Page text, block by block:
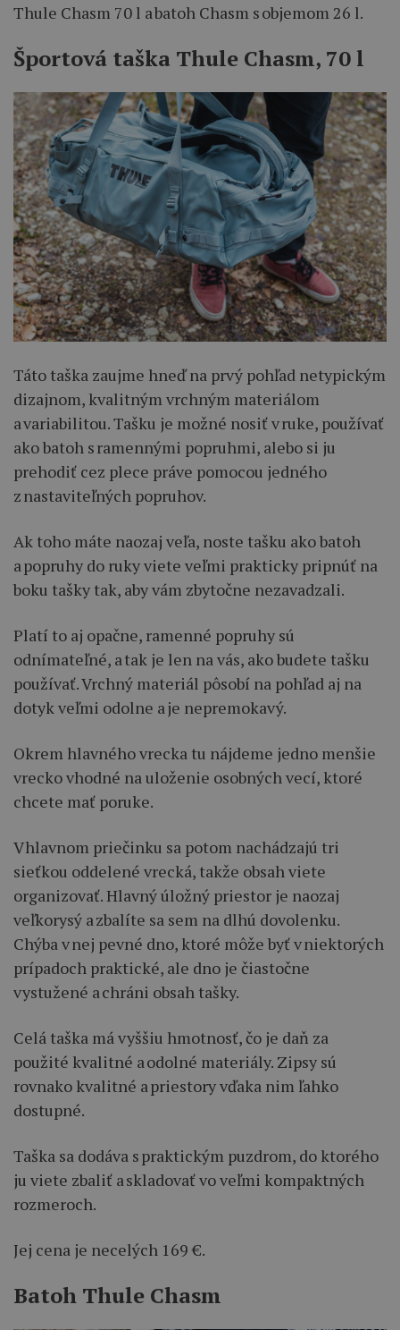
Thule Chasm 70 l a batoh Chasm s objemom 26 l.
Športová taška Thule Chasm, 70 l
Táto taška zaujme hneď na prvý pohľad netypickým
dizajnom, kvalitným vrchným materiálom
a variabilitou. Tašku je možné nosiť v ruke, používať
ako batoh s ramennými popruhmi, alebo si ju
prehodiť cez plece práve pomocou jedného
z nastaviteľných popruhov.
Ak toho máte naozaj veľa, noste tašku ako batoh
a popruhy do ruky viete veľmi prakticky pripnúť na
boku tašky tak, aby vám zbytočne nezavadzali.
Platí to aj opačne, ramenné popruhy sú
odnímateľné, a tak je len na vás, ako budete tašku
používať. Vrchný materiál pôsobí na pohľad aj na
dotyk veľmi odolne a je nepremokavý.
Okrem hlavného vrecka tu nájdeme jedno menšie
vrecko vhodné na uloženie osobných vecí, ktoré
chcete mať poruke.
V hlavnom priečinku sa potom nachádzajú tri
sieťkou oddelené vrecká, takže obsah viete
organizovať. Hlavný úložný priestor je naozaj
veľkorysý a zbalíte sa sem na dlhú dovolenku.
Chýba v nej pevné dno, ktoré môže byť v niektorých
prípadoch praktické, ale dno je čiastočne
vystužené a chráni obsah tašky.
Celá taška má vyššiu hmotnosť, čo je daň za
použité kvalitné a odolné materiály. Zipsy sú
rovnako kvalitné a priestory vďaka nim ľahko
dostupné.
Taška sa dodáva s praktickým puzdrom, do ktorého
ju viete zbaliť a skladovať vo veľmi kompaktných
rozmeroch.
Jej cena je necelých 169 €.
Batoh Thule Chasm